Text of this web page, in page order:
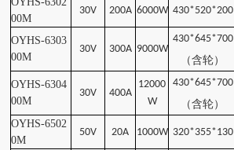
00M
30V 200A 6000W 430*520*200
OYHS-6303
00M
30V 300A 9000W
430*645*700
（含轮）
OYHS-6304
00M
30V 400A
12000
W
430*645*700
（含轮）
OYHS-6502
0M
50V 20A 1000W 320*355*130